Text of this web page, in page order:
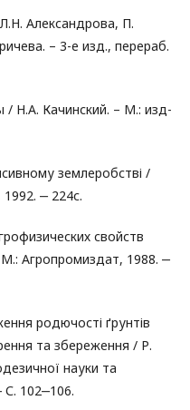
Александрова, П.
– 3-е изд., перераб.
/ Н.А. Качинский. – М.: изд-
землеробстві /
‒ 224с.
свойств
Агропромиздат, 1988. ‒
родючості ґрунтів
та збереження / Р.
науки та
102‒106.